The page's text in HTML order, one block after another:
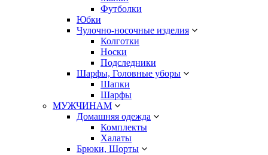
Футболки
Юбки
Чулочно-носочные изделия
Колготки
Носки
Подследники
Шарфы, Головные уборы
Шапки
Шарфы
МУЖЧИНАМ
Домашняя одежда
Комплекты
Халаты
Брюки, Шорты